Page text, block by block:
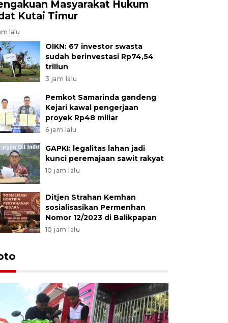
Masyarakat Hukum
Kutai Timur
lalu
OIKN: 67 investor swasta
sudah berinvestasi Rp74,54
triliun
3 jam lalu
Pemkot Samarinda gandeng
Kejari kawal pengerjaan
proyek Rp48 miliar
6 jam lalu
GAPKI: legalitas lahan jadi
kunci peremajaan sawit rakyat
10 jam lalu
Ditjen Strahan Kemhan
sosialisasikan Permenhan
Nomor 12/2023 di Balikpapan
10 jam lalu